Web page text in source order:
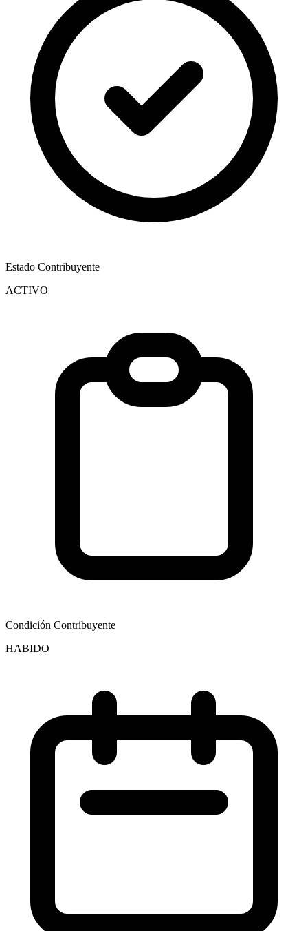
Estado Contribuyente
ACTIVO
Condición Contribuyente
HABIDO